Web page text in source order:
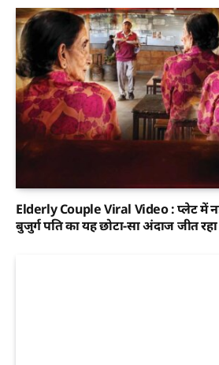
Elderly Couple Viral Video : प्लेट में
बुजुर्ग पति का यह छोटा-सा अंदाज जीत